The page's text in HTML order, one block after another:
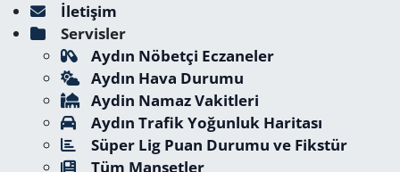
İletişim
Servisler
Aydın Nöbetçi Eczaneler
Aydın Hava Durumu
Aydin Namaz Vakitleri
Aydın Trafik Yoğunluk Haritası
Süper Lig Puan Durumu ve Fikstür
Tüm Manşetler